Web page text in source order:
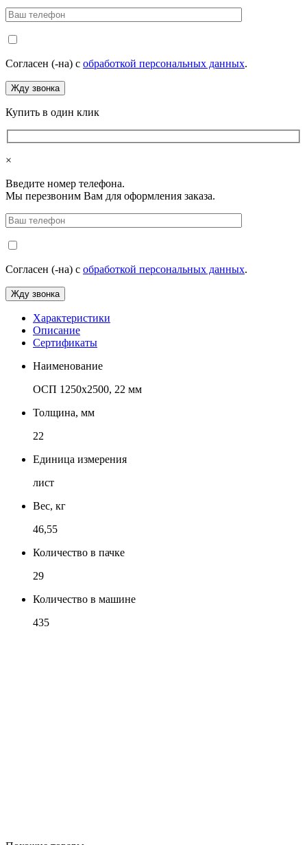
Согласен (-на) с обработкой персональных данных.
Купить в один клик
×
Введите номер телефона.
Мы перезвоним Вам для оформления заказа.
Согласен (-на) с обработкой персональных данных.
Характеристики
Описание
Сертификаты
Наименование
ОСП 1250х2500, 22 мм
Толщина, мм
22
Единица измерения
лист
Вес, кг
46,55
Количество в пачке
29
Количество в машине
435